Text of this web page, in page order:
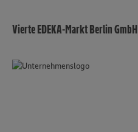
Vierte EDEKA-Markt Berlin GmbH